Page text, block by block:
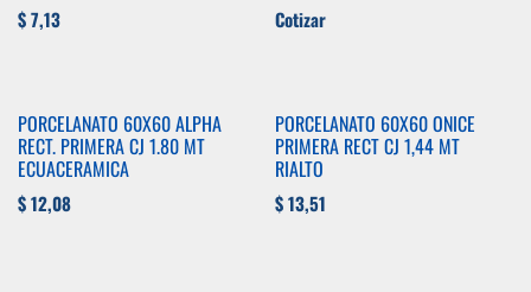
$7,13 Cotizar
PORCELANATO 60X60 ALPHA
RECT. PRIMERA CJ 1.80 MT
ECUACERAMICA
$12,08
PORCELANATO 60X60 ONICE
PRIMERA RECT CJ 1,44 MT
RIALTO
$13,51